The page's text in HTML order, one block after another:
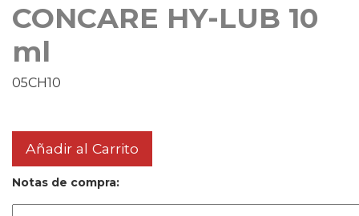
CONCARE HY-LUB 10
ml
05CH10
Añadir al Carrito
Notas de compra: